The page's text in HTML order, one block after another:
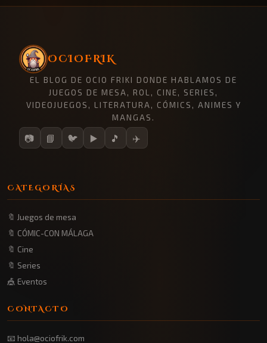
OCIOFRIK
EL BLOG DE OCIO FRIKI DONDE HABLAMOS DE
JUEGOS DE MESA, ROL, CINE, SERIES,
VIDEOJUEGOS, LITERATURA, CÓMICS, ANIMES Y
MANGAS.
📷 📘 🐦 ▶️ 🎵 ✈️
CATEGORÍAS
🔖 Juegos de mesa
🔖 CÓMIC-CON MÁLAGA
🔖 Cine
🔖 Series
🎪 Eventos
CONTACTO
📧 hola@ociofrik.com